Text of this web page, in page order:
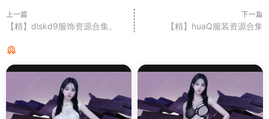
上一篇
【精】dlskd9服饰资源合集。
下一篇
【精】huaQ服装资源合集